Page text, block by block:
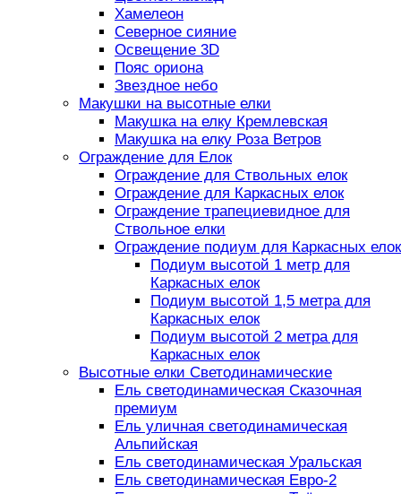
Хамелеон
Северное сияние
Освещение 3D
Пояс ориона
Звездное небо
Макушки на высотные елки
Макушка на елку Кремлевская
Макушка на елку Роза Ветров
Ограждение для Елок
Ограждение для Ствольных елок
Ограждение для Каркасных елок
Ограждение трапециевидное для
Ствольное елки
Ограждение подиум для Каркасных елок
Подиум высотой 1 метр для
Каркасных елок
Подиум высотой 1,5 метра для
Каркасных елок
Подиум высотой 2 метра для
Каркасных елок
Высотные елки Светодинамические
Ель светодинамическая Сказочная
премиум
Ель уличная светодинамическая
Альпийская
Ель светодинамическая Уральская
Ель светодинамическая Евро-2